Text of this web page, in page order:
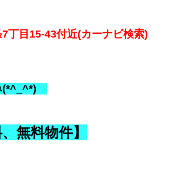
丁目15-43付近(カーナビ検索)
(*^_^*)
無料物件】